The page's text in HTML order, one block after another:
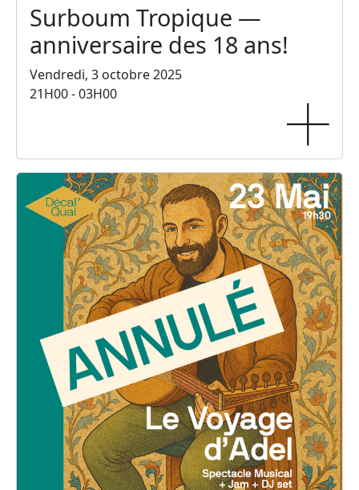
Surboum Tropique —
anniversaire des 18 ans!
Vendredi, 3 octobre 2025
21H00 - 03H00